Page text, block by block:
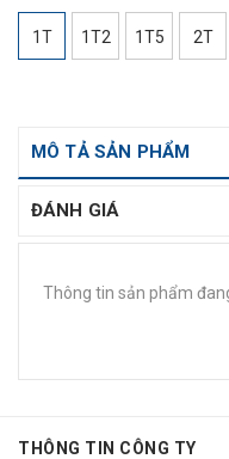
1T 1T2 1T5 2T
MÔ TẢ SẢN PHẨM
ĐÁNH GIÁ
Thông tin sản phẩm
THÔNG TIN CÔNG TY